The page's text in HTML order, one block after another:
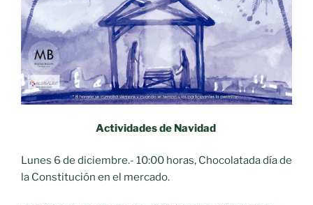
Actividades de Navidad
Lunes 6 de diciembre.- 10:00 horas, Chocolatada día de
la Constitución en el mercado.